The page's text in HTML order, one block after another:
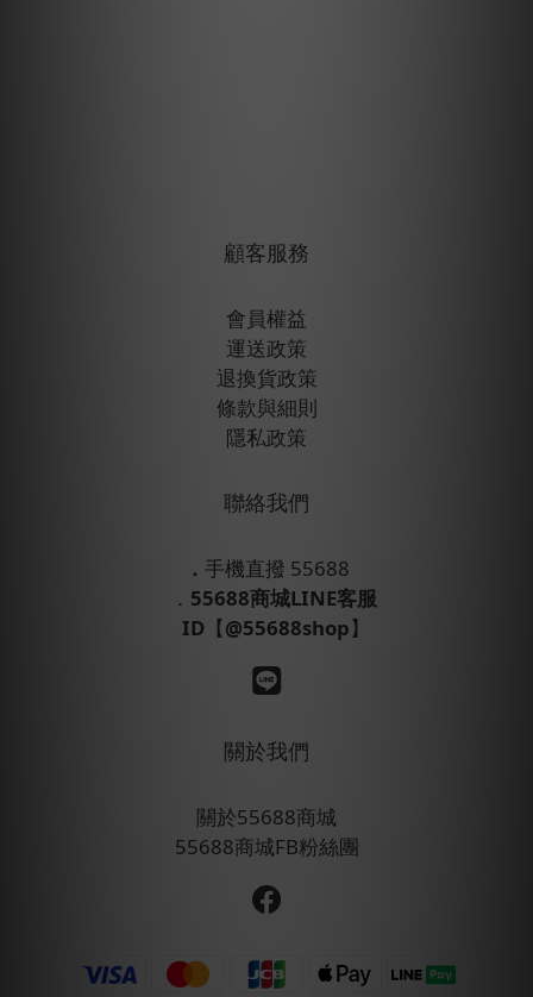
顧客服務
會員權益
運送政策
退換貨政策
條款與細則
隱私政策
聯絡我們
． 手機直撥 55688
． 55688商城LINE客服
ID 【@55688shop】
關於我們
關於55688商城
55688商城FB粉絲團